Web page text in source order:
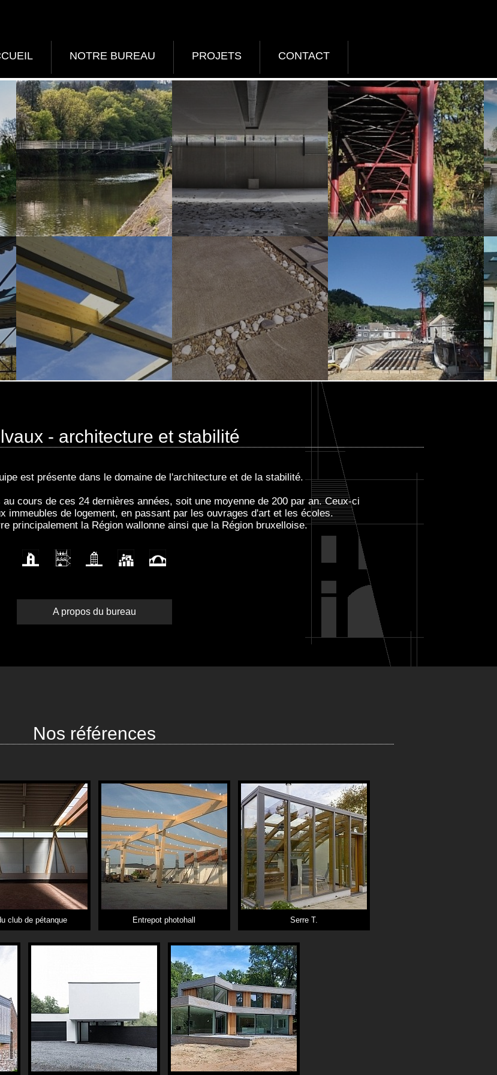
NOTRE BUREAU PROJETS CONTACT
- architecture et stabilité
est présente dans le domaine de l'architecture et de la stabilité.
cours de ces 24 dernières années, soit une moyenne de 200 par an. Ceux-ci
immeubles de logement, en passant par les ouvrages d'art et les écoles.
principalement la Région wallonne ainsi que la Région bruxelloise.
A propos du bureau
Nos références
club de pétanque Entrepot photohall Serre T.